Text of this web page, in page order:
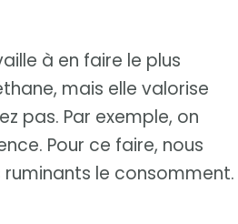
à en faire le plus
mais elle valorise
pas. Par exemple, on
Pour ce faire, nous
ruminants le consomment.